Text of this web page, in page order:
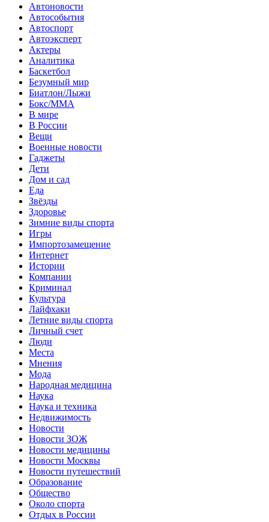
Автоновости
Автособытия
Автоспорт
Автоэксперт
Актеры
Аналитика
Баскетбол
Безумный мир
Биатлон/Лыжи
Бокс/MMA
В мире
В России
Вещи
Военные новости
Гаджеты
Дети
Дом и сад
Еда
Звёзды
Здоровье
Зимние виды спорта
Игры
Импортозамещение
Интернет
Истории
Компании
Криминал
Культура
Лайфхаки
Летние виды спорта
Личный счет
Люди
Места
Мнения
Мода
Народная медицина
Наука
Наука и техника
Недвижимость
Новости
Новости ЗОЖ
Новости медицины
Новости Москвы
Новости путешествий
Образование
Общество
Около спорта
Отдых в России